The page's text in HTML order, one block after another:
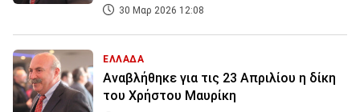
30 Μαρ 2026 12:08
ΕΛΛΑΔΑ
Αναβλήθηκε για τις 23 Απριλίου η δίκη
του Χρήστου Μαυρίκη